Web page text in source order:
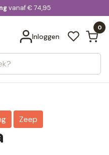
besteld
vanaf € 74,95
Inloggen
0
Bekijk alle resultaten
Zeep